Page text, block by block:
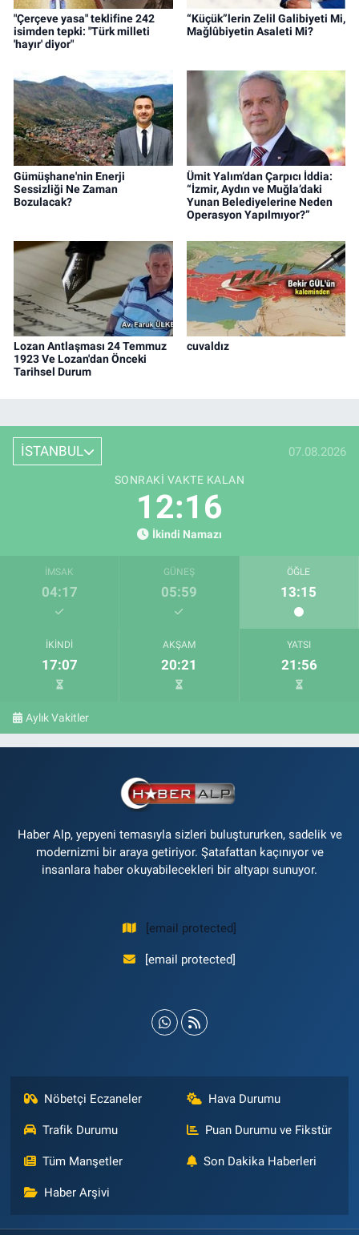
"Çerçeve yasa" teklifine 242
isimden tepki: "Türk milleti
'hayır' diyor"
“Küçük”lerin Zelil Galibiyeti Mi,
Mağlûbiyetin Asaleti Mi?
Gümüşhane'nin Enerji
Sessizliği Ne Zaman
Bozulacak?
Ümit Yalım’dan Çarpıcı İddia:
“İzmir, Aydın ve Muğla’daki
Yunan Belediyelerine Neden
Operasyon Yapılmıyor?”
Lozan Antlaşması 24 Temmuz
1923 Ve Lozan'dan Önceki
Tarihsel Durum
cuvaldız
İSTANBUL 07.08.2026
SONRAKI VAKTE KALAN
12:15
İkindi Namazı
İMSAK
04:17
GÜNEŞ
05:59
ÖĞLE
13:15
İKINDI
17:07
AKŞAM
20:21
YATSI
21:56
Aylık Vakitler
Haber Alp, yepyeni temasıyla sizleri buluştururken, sadelik ve
modernizmi bir araya getiriyor. Şatafattan kaçınıyor ve
insanlara haber okuyabilecekleri bir altyapı sunuyor.
[email protected]
[email protected]
Nöbetçi Eczaneler Hava Durumu
Trafik Durumu Puan Durumu ve Fikstür
Tüm Manşetler Son Dakika Haberleri
Haber Arşivi